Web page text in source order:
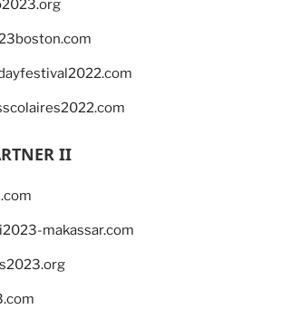
II
makassar.com